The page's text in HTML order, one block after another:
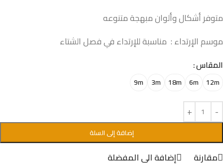
متوفر أشكال وألوان مبهجة متنوعه
موسم الإرتداء : مناسبة للإرتداء في فصل الشتاء
المقاس
12m
6m
18m
3m
9m
إضافة إلى السلة
مقارنة
إضافة الى المفضلة